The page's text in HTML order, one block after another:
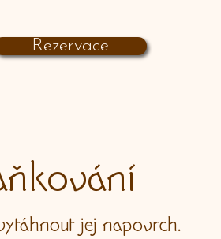
Rezervace
jej napovrch.